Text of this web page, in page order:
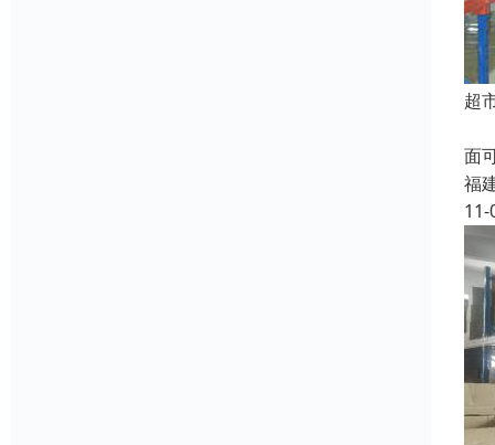
超
面
福
11-